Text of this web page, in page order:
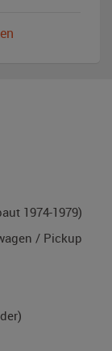
1974-1979)
/ Pickup